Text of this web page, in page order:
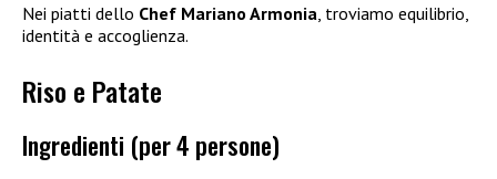
Nei piatti dello Chef Mariano Armonia , troviamo equilibrio,
identità e accoglienza.
Riso e Patate
Ingredienti (per 4 persone)